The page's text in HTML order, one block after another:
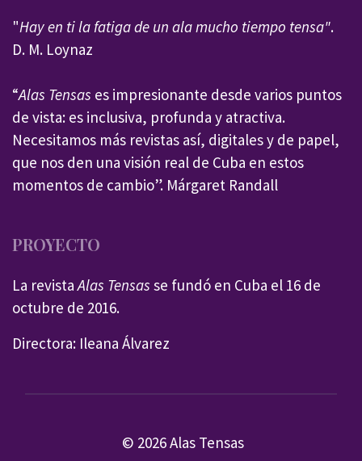
"Hay en ti la fatiga de un ala mucho tiempo tensa".
D. M. Loynaz
“Alas Tensas es impresionante desde varios puntos
de vista: es inclusiva, profunda y atractiva.
Necesitamos más revistas así, digitales y de papel,
que nos den una visión real de Cuba en estos
momentos de cambio”. Márgaret Randall
PROYECTO
La revistaAlas Tensas se fundó en Cuba el 16 de
octubre de 2016.
Directora: Ileana Álvarez
© 2026 Alas Tensas